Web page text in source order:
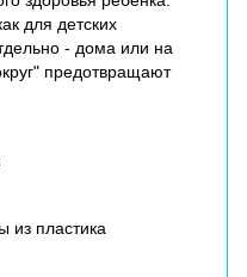
для детских
- дома или на
предотвращают
из пластика